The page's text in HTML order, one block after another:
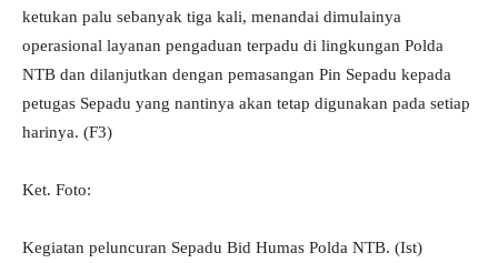
ketukan palu sebanyak tiga kali, menandai dimulainya
operasional layanan pengaduan terpadu di lingkungan Polda
NTB dan dilanjutkan dengan pemasangan Pin Sepadu kepada
petugas Sepadu yang nantinya akan tetap digunakan pada setiap
harinya. (F3)
Ket. Foto:
Kegiatan peluncuran Sepadu Bid Humas Polda NTB. (Ist)